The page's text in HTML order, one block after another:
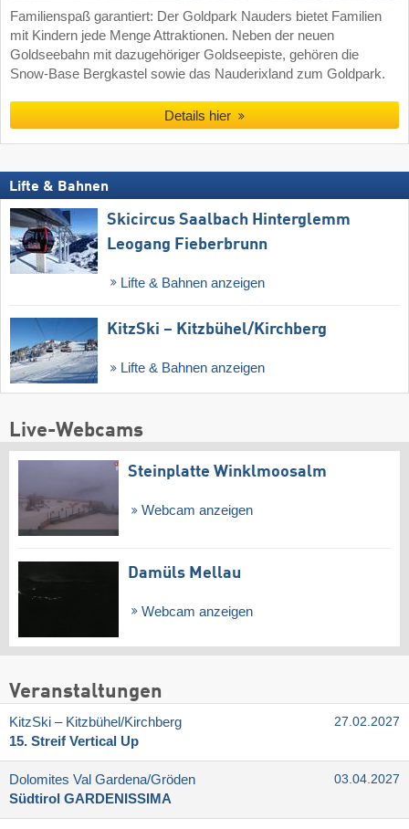
Familienspaß garantiert: Der Goldpark Nauders bietet Familien
mit Kindern jede Menge Attraktionen. Neben der neuen
Goldseebahn mit dazugehöriger Goldseepiste, gehören die
Snow-Base Bergkastel sowie das Nauderixland zum Goldpark.
Details hier
Lifte & Bahnen
Skicircus Saalbach Hinterglemm
Leogang Fieberbrunn
Lifte & Bahnen anzeigen
KitzSki – Kitzbühel/​Kirchberg
Lifte & Bahnen anzeigen
Live-Webcams
Steinplatte Winklmoosalm
Webcam anzeigen
Damüls Mellau
Webcam anzeigen
Veranstaltungen
KitzSki – Kitzbühel/​Kirchberg
15. Streif Vertical Up
27.02.2027
Dolomites Val Gardena/​Gröden
Südtirol GARDENISSIMA
03.04.2027